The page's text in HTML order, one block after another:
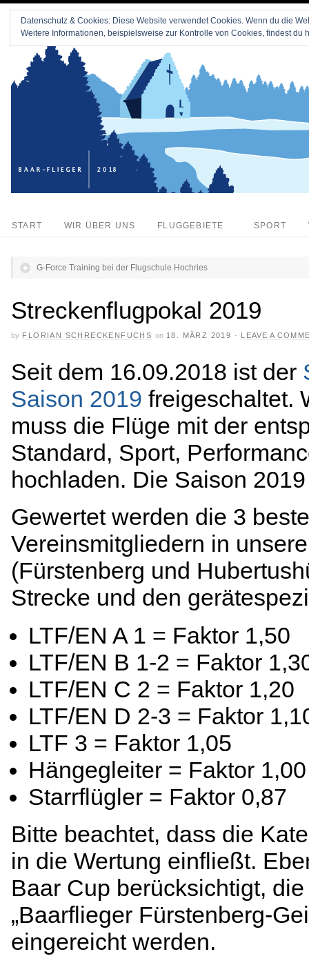
START WIR ÜBER UNS FLUGGEBIETE SPORT
G-Force Training bei der Flugschule Hochries
Streckenflugpokal 2019
by FLORIAN SCHRECKENFUCHS on 18. MÄRZ 2019 · LEAVE A
Seit dem 16.09.2018 ist der
Saison 2019 freigeschaltet.
muss die Flüge mit der
Standard, Sport,
hochladen. Die Saison
Gewertet werden die 3
Vereinsmitgliedern in
(Fürstenberg und
Strecke und den
LTF/EN A 1 = Faktor 1,50
LTF/EN B 1-2 = Faktor
LTF/EN C 2 = Faktor 1,20
LTF/EN D 2-3 = Faktor
LTF 3 = Faktor 1,05
Hängegleiter = Faktor 1,00
Starrflügler = Faktor 0,87
Bitte beachtet, dass die
in die Wertung einfließt.
Baar Cup berücksichtigt,
„Baarflieger Fürstenberg-
eingereicht werden.
Datenschutz & Cookies: Diese Website verwendet Cookies. Wenn du die
Weitere Informationen, beispielsweise zur Kontrolle von Cookies, findest du